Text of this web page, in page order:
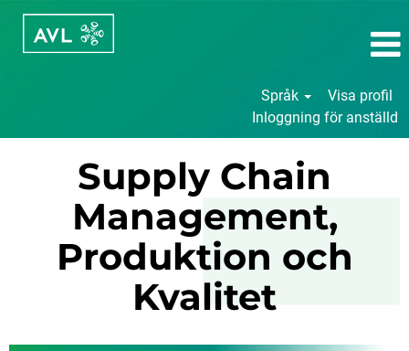
Språk
Visa profil
Inloggning för anställd
ProduktionSupply Chain
Management,
Produktion och
Kvalitet